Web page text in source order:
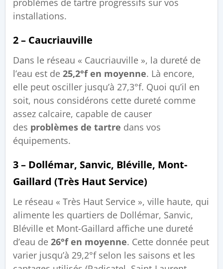
problèmes de tartre progressifs sur vos
installations.
2 – Caucriauville
Dans le réseau « Caucriauville », la dureté de
l’eau est de25,2°f en moyenne. Là encore,
elle peut osciller jusqu’à 27,3°f. Quoi qu’il en
soit, nous considérons cette dureté comme
assez calcaire, capable de causer
des problèmes de tartre dans vos
équipements.
3 – Dollémar, Sanvic, Bléville, Mont-
Gaillard (Très Haut Service)
Le réseau « Très Haut Service », ville haute, qui
alimente les quartiers de Dollémar, Sanvic,
Bléville et Mont-Gaillard affiche une dureté
d’eau de26°f en moyenne. Cette donnée peut
varier jusqu’à 29,2°f selon les saisons et les